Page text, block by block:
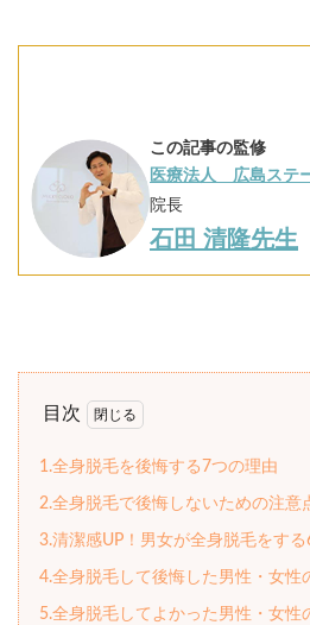
この記事の監修
医療法人 広島ステ
院長
石田 清隆先生
目次
1.全身脱毛を後悔する7つの理由
2.全身脱毛で後悔しないための注意
3.清潔感UP！男女が全身脱毛をする
4.全身脱毛して後悔した男性・女性
5.全身脱毛してよかった男性・女性